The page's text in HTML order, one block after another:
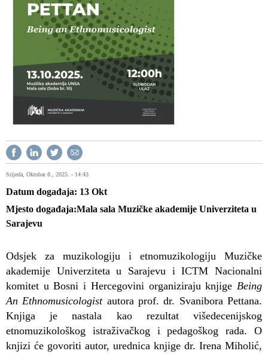
Srijeda, Oktobar 8., 2025. - 14:43
Datum događaja 13 Okt
Mjesto događaja Mala sala Muzičke akademije Univerziteta u
Sarajevu
Odsjek za muzikologiju i etnomuzikologiju Muzičke
akademije Univerziteta u Sarajevu i ICTM Nacionalni
komitet u Bosni i Hercegovini organiziraju knjige Being
An Ethnomusicologistautora prof. dr. Svanibora Pettana.
Knjiga je nastala kao rezultat višedecenijskog
etnomuzikološkog istraživačkog i pedagoškog rada. O
knjizi će govoriti autor, urednica knjige dr. Irena Miholić,